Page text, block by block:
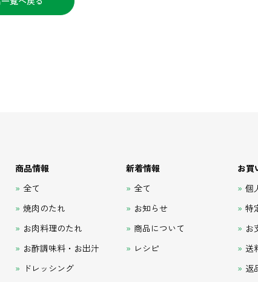
商品情報
全て
焼肉のたれ
お肉料理のたれ
お酢調味料・お出汁
ドレッシング
新着情報
全て
お知らせ
商品について
レシピ
お買
個
特
お
送
返